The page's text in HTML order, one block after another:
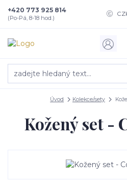
+420 773 925 814
(Po-Pá, 8-18 hod.)
Úvod Kolekce/sety
Kožený set -